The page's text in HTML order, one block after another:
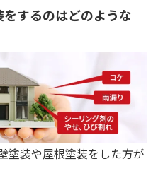
するのはどのような
塗装や屋根塗装をした方が